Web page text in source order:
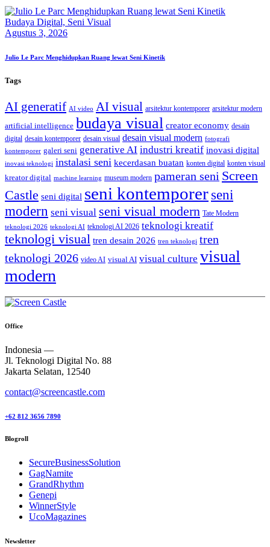
Budaya Digital, Seni Visual
Agustus 3, 2026
Julio Le Parc Menghidupkan Ruang lewat Seni Kinetik
Tags
AI generatif AI video AI visual arsitektur kontemporer arsitektur modern
artificial intelligence budaya visual creator economy desain
digital desain kontemporer desain visual desain visual modern fotografi
kontemporer galeri seni generative AI industri kreatif inovasi digital
inovasi teknologi instalasi seni kecerdasan buatan konten digital konten visual
kreator digital machine learning museum modern pameran seni Screen
Castle seni digital seni kontemporer seni
modern seni visual seni visual modern Tate Modern
teknologi 2026 teknologi AI teknologi AI 2026 teknologi kreatif
teknologi visual tren desain 2026 tren teknologi tren
teknologi 2026 video AI visual AI visual culture visual
modern
Office
Indonesia —
Jl. Teknologi Digital No. 88
Jakarta Selatan, 12540
contact@screencastle.com
+62 812 3656 7890
Blogroll
SecureBusinessSolution
GagNamite
GrandRhythm
Genepi
WinnerStyle
UcoMagazines
Newsletter